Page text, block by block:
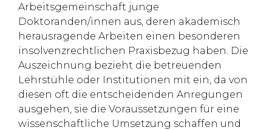
Arbeitsgemeinschaft junge
Doktoranden/innen aus, deren akademisch
herausragende Arbeiten einen besonderen
insolvenzrechtlichen Praxisbezug haben. Die
Auszeichnung bezieht die betreuenden
Lehrstühle oder Institutionen mit ein, da von
diesen oft die entscheidenden Anregungen
ausgehen, sie die Voraussetzungen für eine
wissenschaftliche Umsetzung schaffen und